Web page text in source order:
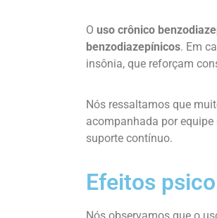
O uso crônico
benzodiazepínicos. Em
insônia, que reforçam
Nós ressaltamos que
acompanhada por
suporte contínuo.
Efeitos